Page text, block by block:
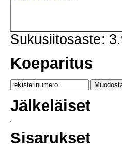
Sukusiitosaste:
Koeparitus
Jälkeläiset
Sisarukset